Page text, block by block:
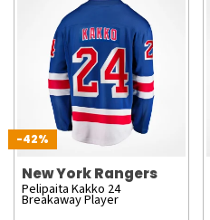
-42%
New York Rangers
Pelipaita Kakko 24
Breakaway Player